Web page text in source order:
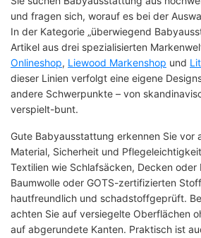
und fragen sich, worauf es bei der
In der Kategorie „überwiegend
Artikel aus drei spezialisierten
Onlineshop, Liewood Markenshop und
dieser Linien verfolgt eine eigene
andere Schwerpunkte – von
verspielt-bunt.
Gute Babyausstattung erkennen Sie vor
Material, Sicherheit und
Textilien wie Schlafsäcken, Decken oder
Baumwolle oder GOTS-zertifizierten
hautfreundlich und schadstoffgeprüft.
achten Sie auf versiegelte Oberflächen
auf abgerundete Kanten. Praktisch ist